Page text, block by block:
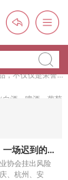
班开班通知
不仅仅是荣誉那
命
场迟到的渠
协会挂出风险
、杭州、安